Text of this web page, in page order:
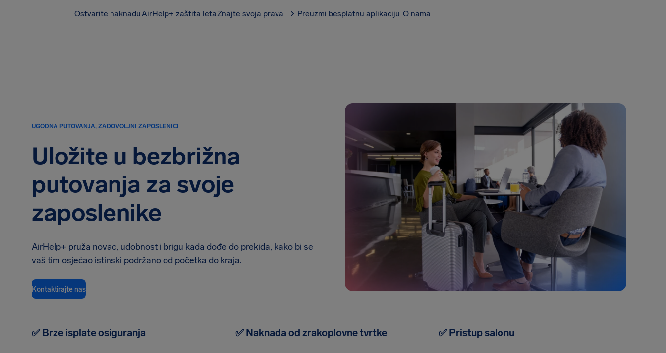
Ostvarite naknaduAirHelp+ zaštita letaZnajte svoja prava Preuzmi besplatnu aplikaciju O nama
UGODNA PUTOVANJA, ZADOVOLJNI ZAPOSLENICI
Uložite u bezbrižna
putovanja za svoje
zaposlenike
AirHelp+ pruža novac, udobnost i brigu kada dođe do prekida, kako bi se
vaš tim osjećao istinski podržano od početka do kraja.
Kontaktirajte nas
✅ Brze isplate osiguranja ✅ Naknada od zrakoplovne tvrtke ✅ Pristup salonu